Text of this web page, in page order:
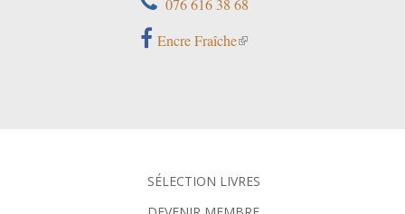
076 616 38 68
Encre Fraîche
SÉLECTION LIVRES